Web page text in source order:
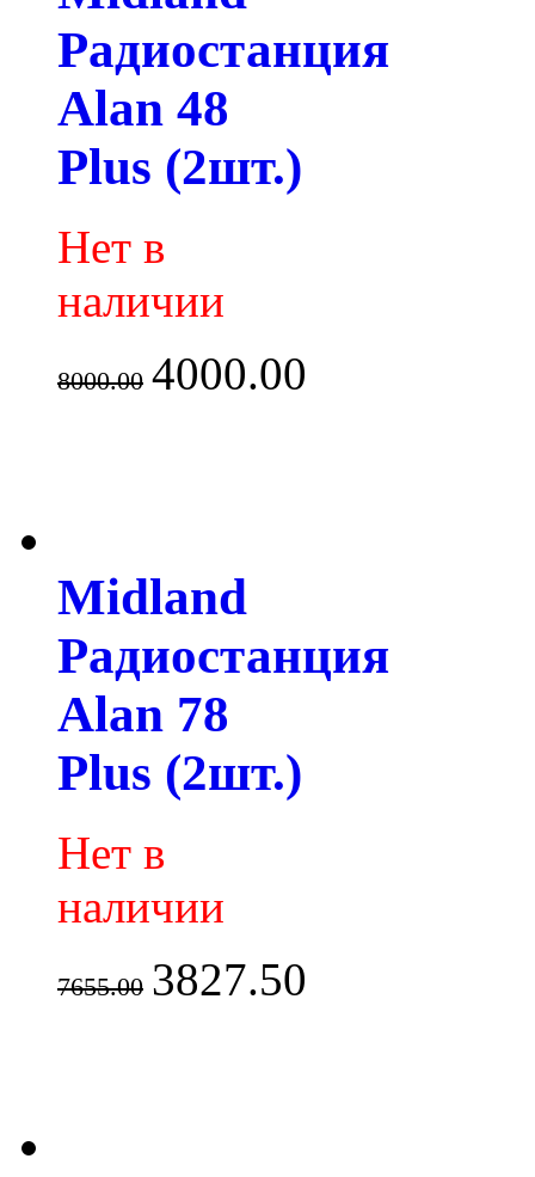
Радиостанция
Alan 48
Plus (2шт.)
Нет в
наличии
8000.00 4000.00
Midland
Радиостанция
Alan 78
Plus (2шт.)
Нет в
наличии
7655.00 3827.50